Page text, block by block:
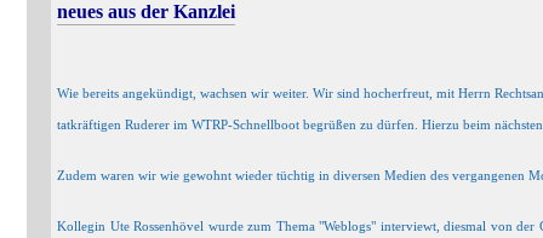
neues aus der Kanzlei
Wie bereits angekündigt, wachsen wir weiter. Wir sind hocherfreut, mit Herrn
tatkräftigen Ruderer im WTRP-Schnellboot begrüßen zu dürfen. Hierzu beim
Zudem waren wir wie gewohnt wieder tüchtig in diversen Medien des vergangenen
Kollegin Ute Rossenhövel wurde zum Thema "Weblogs" interviewt, diesmal von der